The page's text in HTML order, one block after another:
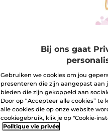
100%plantaardig
Bij ons gaat
Gebruiken we cookies om jou
presenteren die zijn aangepast
bieden die zijn gekoppeld aan
Door op “Accepteer alle cookies”
alle cookies die op onze website
cookiegebruik, klik je op "Cookie-
Politique vie privée